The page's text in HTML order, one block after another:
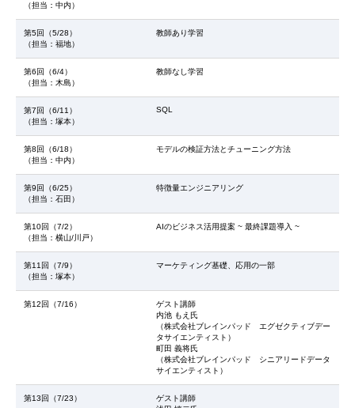
（担当：中内）
第5回（5/28）
（担当：福地）
教師あり学習
第6回（6/4）
（担当：木島）
教師なし学習
第7回（6/11）
（担当：塚本）
SQL
第8回（6/18）
（担当：中内）
モデルの検証方法とチューニング方法
第9回（6/25）
（担当：石田）
特徴量エンジニアリング
第10回（7/2）
（担当：横山/川戸）
AIのビジネス活用提案 ~ 最終課題導入 ~
第11回（7/9）
（担当：塚本）
マーケティング基礎、応用の一部
第12回（7/16）
ゲスト講師
内池 もえ氏
（株式会社ブレインパッド エグゼクティブデー
タサイエンティスト）
町田 義将氏
（株式会社ブレインパッド シニアリードデータ
サイエンティスト）
第13回（7/23）
ゲスト講師